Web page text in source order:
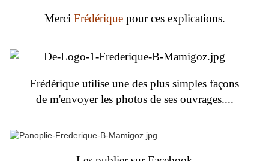
Merci Frédériquepour ces explications.
Frédérique utilise une des plus simples façons
de m'envoyer les photos de ses ouvrages....